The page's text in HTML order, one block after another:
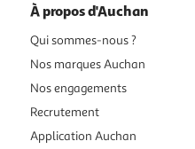
À propos d'Auchan
Qui sommes-nous ?
Nos marques Auchan
Nos engagements
Recrutement
Application Auchan